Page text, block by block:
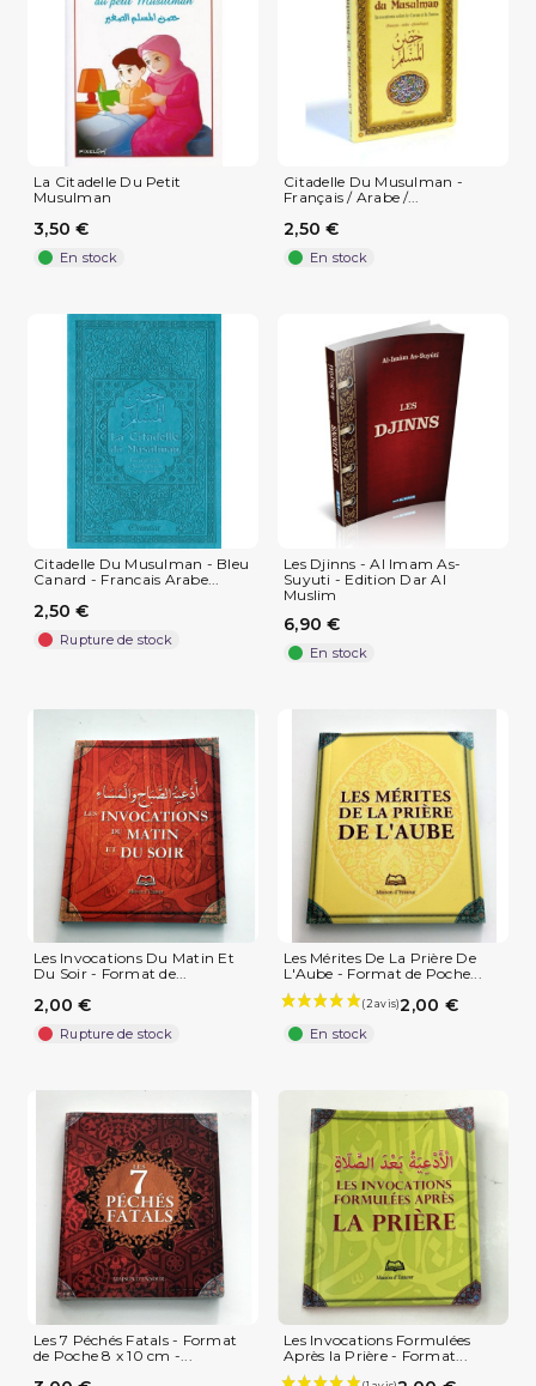
La Citadelle Du Petit
Musulman
3,50 €
En stock
Citadelle Du Musulman -
Français / Arabe /...
2,50 €
En stock
Citadelle Du Musulman - Bleu
Canard - Francais Arabe...
2,50 €
Rupture de stock
Les Djinns - Al Imam As-
Suyuti - Edition Dar Al
Muslim
6,90 €
En stock
Les Invocations Du Matin Et
Du Soir - Format de...
2,00 €
Rupture de stock
Les Mérites De La Prière De
L'Aube - Format de Poche...
2,00 €
En stock
Les 7 Péchés Fatals - Format
de Poche 8 x 10 cm -...
Les Invocations Formulées
Après la Prière - Format...